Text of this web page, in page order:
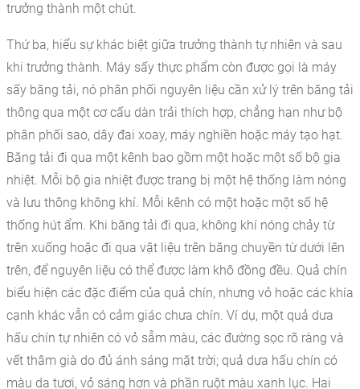
trưởng thành một chút.
Thứ ba, hiểu sự khác biệt giữa trưởng thành tự nhiên và sau
khi trưởng thành. Máy sấy thực phẩm còn được gọi là máy
sấy băng tải, nó phân phối nguyên liệu cần xử lý trên băng tải
thông qua một cơ cấu dàn trải thích hợp, chẳng hạn như bộ
phân phối sao, dây đai xoay, máy nghiền hoặc máy tạo hạt.
Băng tải đi qua một kênh bao gồm một hoặc một số bộ gia
nhiệt. Mỗi bộ gia nhiệt được trang bị một hệ thống làm nóng
và lưu thông không khí. Mỗi kênh có một hoặc một số hệ
thống hút ẩm. Khi băng tải đi qua, không khí nóng chảy từ
trên xuống hoặc đi qua vật liệu trên băng chuyền từ dưới lên
trên, để nguyên liệu có thể được làm khô đồng đều. Quả chín
biểu hiện các đặc điểm của quả chín, nhưng vỏ hoặc các khía
cạnh khác vẫn có cảm giác chưa chín. Ví dụ, một quả dưa
hấu chín tự nhiên có vỏ sẫm màu, các đường sọc rõ ràng và
vết thâm già do đủ ánh sáng mặt trời; quả dưa hấu chín có
màu da tươi, vỏ sáng hơn và phần ruột màu xanh lục. Hai